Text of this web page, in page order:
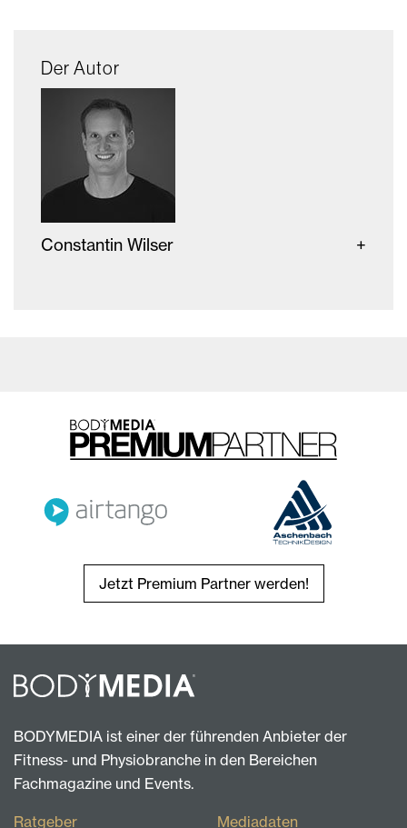
Der Autor
Constantin Wilser
Jetzt Premium Partner werden!
BODYMEDIA ist einer der führenden Anbieter der
Fitness- und Physiobranche in den Bereichen
Fachmagazine und Events.
Ratgeber Mediadaten